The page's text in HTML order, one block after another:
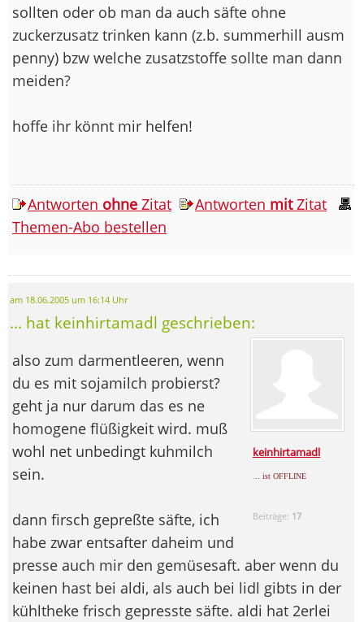
sollten oder ob man da auch säfte ohne
zuckerzusatz trinken kann (z.b. summerhill ausm
penny) bzw welche zusatzstoffe sollte man dann
meiden?
hoffe ihr könnt mir helfen!
Antworten ohne Zitat Antworten mitZitat
Themen-Abo bestellen
am 18.06.2005 um 16:14 Uhr
... hat keinhirtamadl geschrieben:
keinhirtamadl
... ist OFFLINE
Beiträge: 17
also zum darmentleeren, wenn
du es mit sojamilch probierst?
geht ja nur darum das es ne
homogene flüßigkeit wird. muß
wohl net unbedingt kuhmilch
sein.
dann firsch gepreßte säfte, ich
habe zwar entsafter daheim und
presse auch mir den gemüsesaft. aber wenn du
keinen hast bei aldi, als auch bei lidl gibts in der
kühltheke frisch gepresste säfte. aldi hat 2erlei